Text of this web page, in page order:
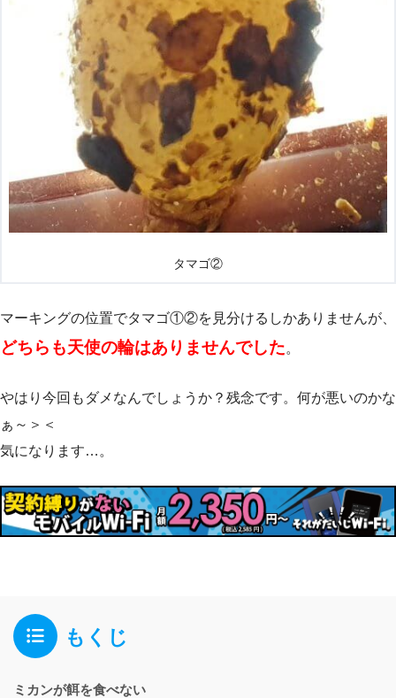
タマゴ②
マーキングの位置でタマゴ①②を見分けるしかありませんが、
どちらも天使の輪はありませんでした。
やはり今回もダメなんでしょうか？残念です。何が悪いのかな
ぁ～＞＜
気になります…。
もくじ
ミカンが餌を食べない